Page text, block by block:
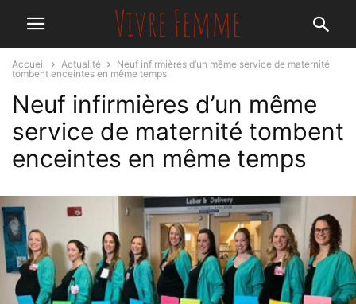
Accueil Actualité
Neuf infirmières d’un même service de maternité
tombent enceintes en même temps
Neuf infirmières d’un même
service de maternité tombent
enceintes en même temps